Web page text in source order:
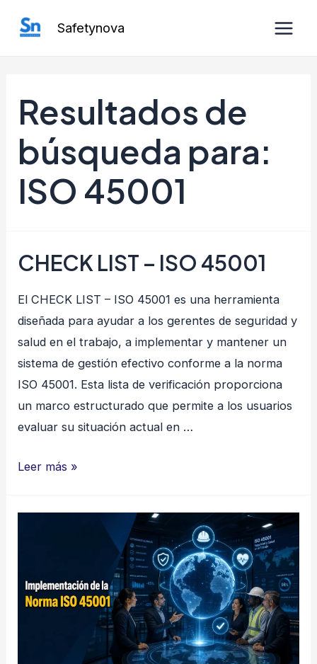
Safetynova
Resultados de
búsqueda para:
ISO 45001
CHECK LIST – ISO 45001
El CHECK LIST – ISO 45001 es una herramienta
diseñada para ayudar a los gerentes de seguridad y
salud en el trabajo, a implementar y mantener un
sistema de gestión efectivo conforme a la norma
ISO 45001. Esta lista de verificación proporciona
un marco estructurado que permite a los usuarios
evaluar su situación actual en …
CHECK
Leer más »